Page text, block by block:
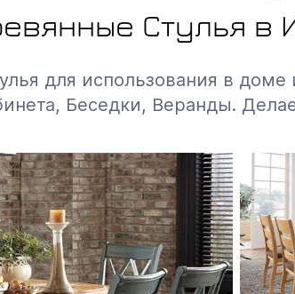
Стулья в
для использования в
Беседки, Веранды.